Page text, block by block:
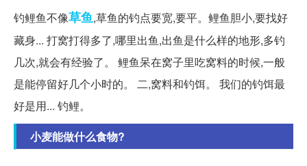
钓鲤鱼不像草鱼,草鱼的钓点要宽,要平。鲤鱼胆小,要找好
藏身... 打窝打得多了,哪里出鱼,出鱼是什么样的地形,多钓
几次,就会有经验了。 鲤鱼呆在窝子里吃窝料的时候,一般
是能停留好几个小时的。 二,窝料和钓饵。 我们的钓饵最
好是用... 钓鲤。
小麦能做什么食物?